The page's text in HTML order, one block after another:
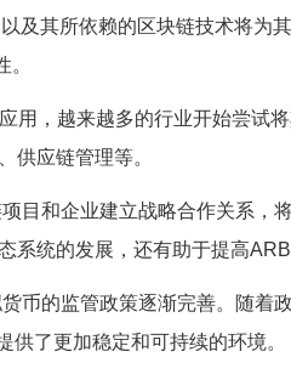
及其所依赖的区块链技术将为
用，越来越多的行业开始尝试
供应链管理等。
目和企业建立战略合作关系，
系统的发展，还有助于提高ARB
币的监管政策逐渐完善。随着
了更加稳定和可持续的环境。